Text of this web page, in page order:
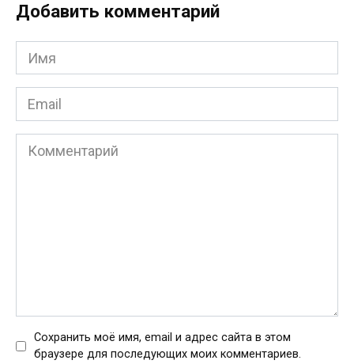
Добавить комментарий
Имя
*
Email
*
Комментарий
Сохранить моё имя, email и адрес сайта в этом
браузере для последующих моих комментариев.